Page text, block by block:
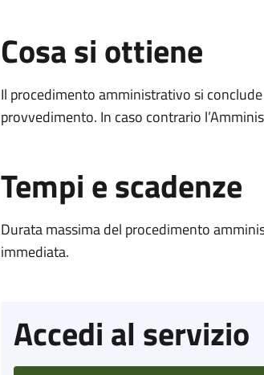
Cosa si ottiene
Il procedimento amministrativo si
provvedimento. In caso contrario
Tempi e scadenze
Durata massima del procedimento
immediata.
Accedi al servizio